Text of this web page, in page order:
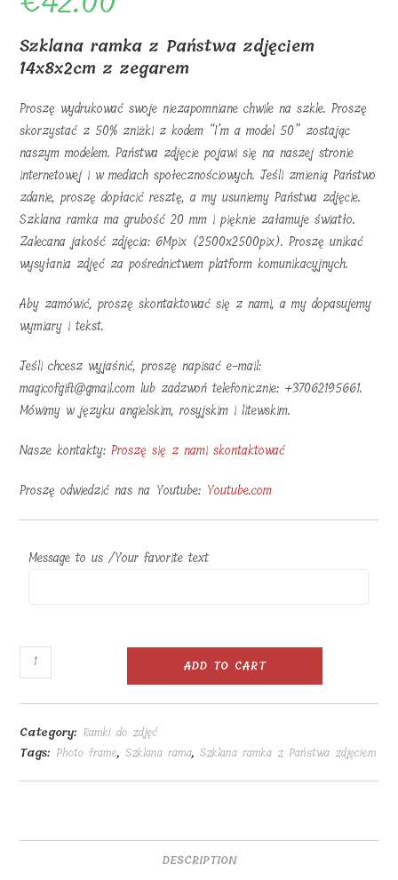
Szklana ramka z Państwa zdjęciem
14x8x2cm z zegarem
Proszę wydrukować swoje niezapomniane chwile na szkle. Proszę
skorzystać z 50% zniżki z kodem “I’m a model 50” zostając
naszym modelem. Państwa zdjęcie pojawi się na naszej stronie
internetowej i w mediach społecznościowych. Jeśli zmienią Państwo
zdanie, proszę dopłacić resztę, a my usuniemy Państwa zdjęcie.
Szklana ramka ma grubość 20 mm i pięknie załamuje światło.
Zalecana jakość zdjęcia: 6Mpix (2500x2500pix). Proszę unikać
wysyłania zdjęć za pośrednictwem platform komunikacyjnych.
Aby zamówić, proszę skontaktować się z nami, a my dopasujemy
wymiary i tekst.
Jeśli chcesz wyjaśnić, proszę napisać e-mail:
magicofgift@gmail.com lub zadzwoń telefonicznie: +37062195661.
Mówimy w języku angielskim, rosyjskim i litewskim.
Nasze kontakty:Proszę się z nami skontaktować
Proszę odwiedzić nas na Youtube: Youtube.com
Message to us /Your favorite text
Szklana
ramka
z
Państwa
zdjęciem
ADD TO CART
Category: Ramki do zdjęć
Tags: Photo frame,Szklana rama,Szklana ramka z Państwa zdjęciem
DESCRIPTION